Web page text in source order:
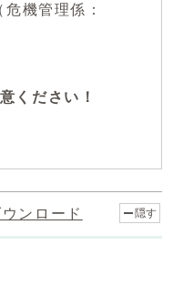
機管理係：
ください！
ンロード 隠す